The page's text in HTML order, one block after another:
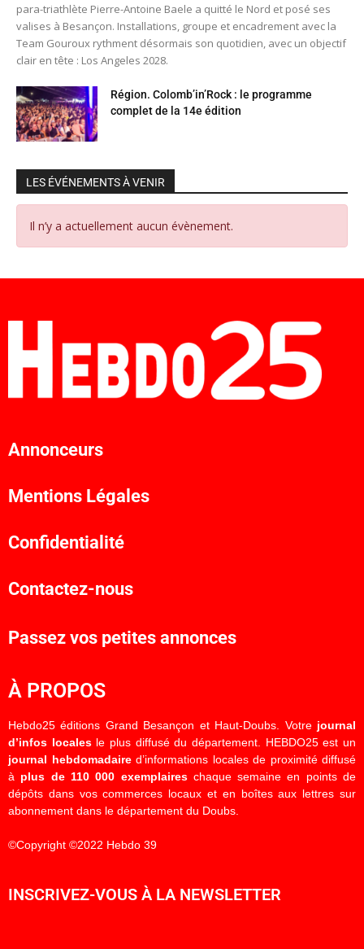
para-triathlète Pierre-Antoine Baele a quitté le Nord et posé ses
valises à Besançon. Installations, groupe et encadrement avec la
Team Gouroux rythment désormais son quotidien, avec un objectif
clair en tête : Los Angeles 2028.
Région. Colomb’in’Rock : le programme
complet de la 14e édition
LES ÉVÉNEMENTS À VENIR
Il n’y a actuellement aucun évènement.
Annonceurs
Mentions Légales
Confidentialité
Contactez-nous
Passez vos petites annonces
À PROPOS
Hebdo25 éditions Grand Besançon et Haut-Doubs. Votre journal
d’infos localesle plus diffusé du département. HEBDO25 est un
journal hebdomadaired’informations locales de proximité diffusé
à plus de 110 000 exemplaireschaque semaine en points de
dépôts dans vos commerces locaux et en boîtes aux lettres sur
abonnement dans le département du Doubs.
©Copyright ©2022 Hebdo 39
INSCRIVEZ-VOUS À LA NEWSLETTER